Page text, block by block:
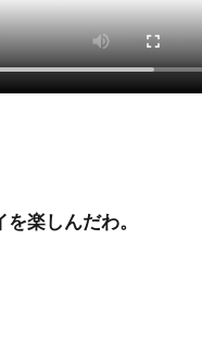
楽しんだわ。